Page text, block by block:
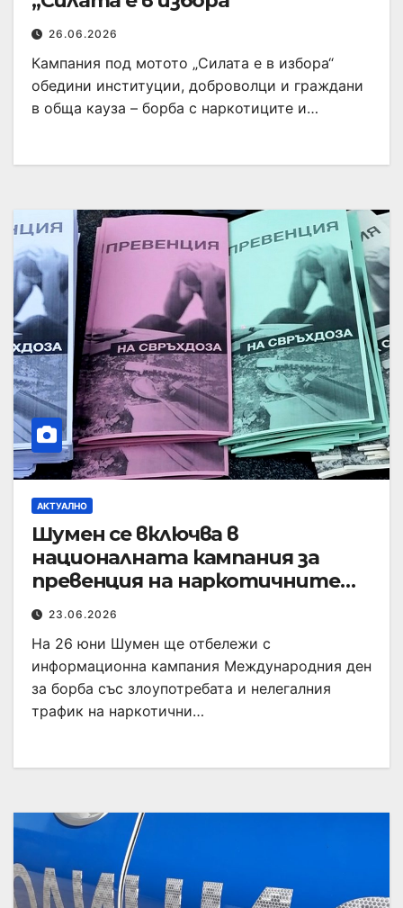
26.06.2026
Кампания под мотото „Силата е в избора“
обедини институции, доброволци и граждани
в обща кауза – борба с наркотиците и…
АКТУАЛНО
Шумен се включва в
националната кампания за
превенция на наркотичните
зависимости
23.06.2026
На 26 юни Шумен ще отбележи с
информационна кампания Международния ден
за борба със злоупотребата и нелегалния
трафик на наркотични…